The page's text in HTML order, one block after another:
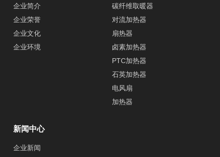
企业简介
企业荣誉
企业文化
企业环境
碳纤维取暖器
对流加热器
扇热器
卤素加热器
PTC加热器
石英加热器
电风扇
加热器
新闻中心
企业新闻